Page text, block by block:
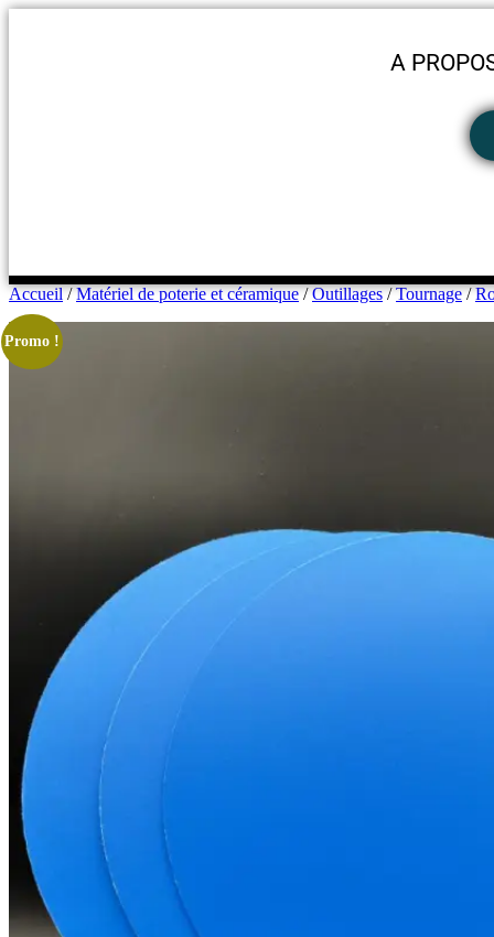
A
Accueil/Matériel de poterie et céramique/Outillages/Tournage/
Promo !